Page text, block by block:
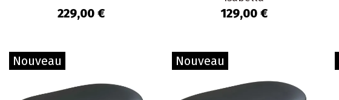
229,00 € 129,00 €
Nouveau Nouveau